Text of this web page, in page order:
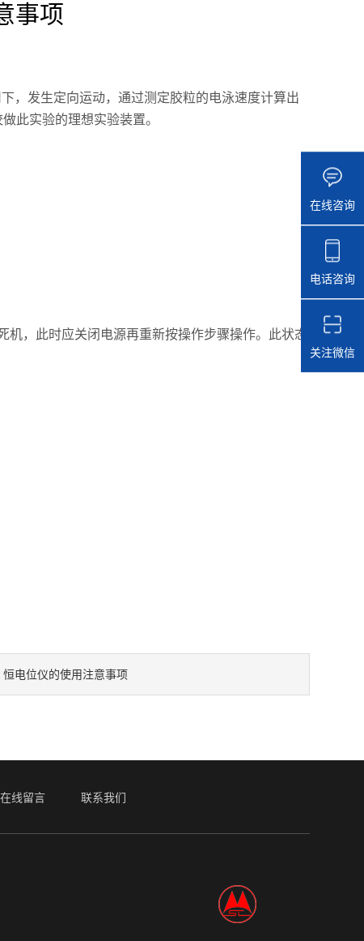
事项
发生定向运动，通过测定胶粒的电泳速度计算出
此实验的理想实验装置。
，此时应关闭电源再重新按操作步骤操作。此状态
恒电位仪的使用注意事项
在线留言 联系我们
在线咨询
电话咨询
关注微信